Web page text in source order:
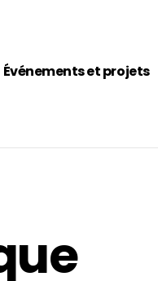
Événements et projets